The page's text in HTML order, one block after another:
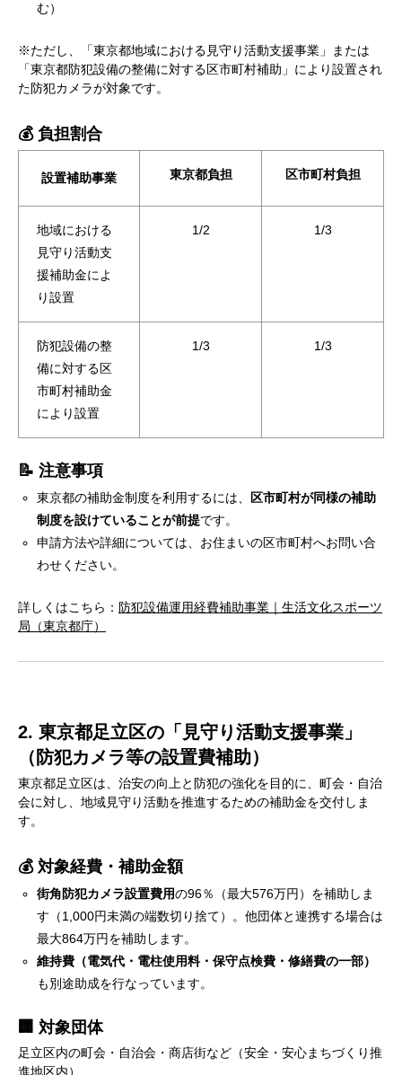
む）
※ただし、「東京都地域における見守り活動支援事業」または
「東京都防犯設備の整備に対する区市町村補助」により設置され
た防犯カメラが対象です。
💰 負担割合
設置補助事業 東京都負担 区市町村負担
地域における
見守り活動支
援補助金によ
り設置
1/2 1/3
防犯設備の整
備に対する区
市町村補助金
により設置
1/3 1/3
📝 注意事項
東京都の補助金制度を利用するには、
区市町村が同様の補助
制度を設けていることが前提です。
申請方法や詳細については、お住まいの区市町村へお問い合
わせください。
詳しくはこちら： 防犯設備運用経費補助事業｜生活文化スポーツ
局（東京都庁）
2. 東京都足立区の「見守り活動支援事業」
（防犯カメラ等の設置費補助）
東京都足立区は、治安の向上と防犯の強化を目的に、町会・自治
会に対し、地域見守り活動を推進するための補助金を交付しま
す。
💰 対象経費・補助金額
街角防犯カメラ設置費用の96％（最大576万円）を補助しま
す（1,000円未満の端数切り捨て）。他団体と連携する場合は
最大864万円を補助します。
維持費（電気代・電柱使用料・保守点検費・修繕費の一部）
も別途助成を行なっています。
🏢 対象団体
足立区内の町会・自治会・商店街など（安全・安心まちづくり推
進地区内）